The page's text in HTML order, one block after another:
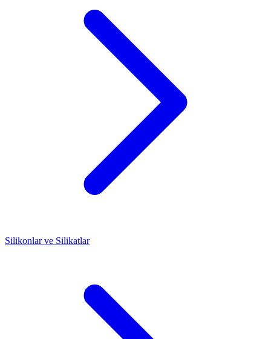
Silikonlar ve Silikatlar